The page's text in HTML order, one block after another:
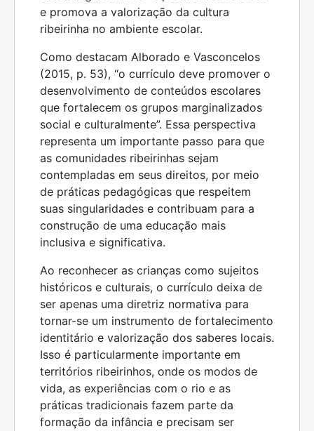
e promova a valorização da cultura
ribeirinha no ambiente escolar.
Como destacam Alborado e Vasconcelos
(2015, p. 53), “o currículo deve promover o
desenvolvimento de conteúdos escolares
que fortalecem os grupos marginalizados
social e culturalmente”. Essa perspectiva
representa um importante passo para que
as comunidades ribeirinhas sejam
contempladas em seus direitos, por meio
de práticas pedagógicas que respeitem
suas singularidades e contribuam para a
construção de uma educação mais
inclusiva e significativa.
Ao reconhecer as crianças como sujeitos
históricos e culturais, o currículo deixa de
ser apenas uma diretriz normativa para
tornar-se um instrumento de fortalecimento
identitário e valorização dos saberes locais.
Isso é particularmente importante em
territórios ribeirinhos, onde os modos de
vida, as experiências com o rio e as
práticas tradicionais fazem parte da
formação da infância e precisam ser